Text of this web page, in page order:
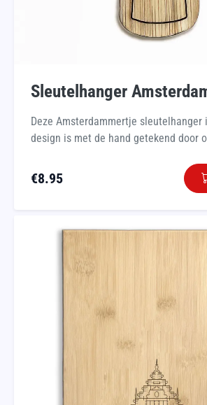
Sleutelhanger
Deze Amsterdammertje sleutelhanger
design is met de hand getekend door
€8.95